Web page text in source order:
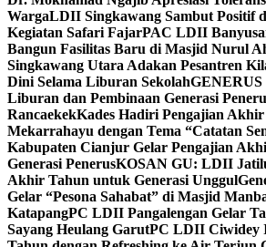
WargaLDII Singkawang Sambut Positif
Kegiatan Safari FajarPAC LDII
Bangun Fasilitas Baru di Masjid Nurul
Singkawang Utara Adakan Pesantren
Dini Selama Liburan Sekolah
Liburan dan Pembinaan Generasi
RancaekekKades Hadiri Pengajian
Mekarrahayu dengan Tema “Catatan
Kabupaten Cianjur Gelar Pengajian
Generasi PenerusKOSAN GU: LDII
Akhir Tahun untuk Generasi Unggul
Gelar “Pesona Sahabat” di Masjid
KatapangPC LDII Pangalengan Gelar
Sayang Heulang GarutPC LDII Ciwidey